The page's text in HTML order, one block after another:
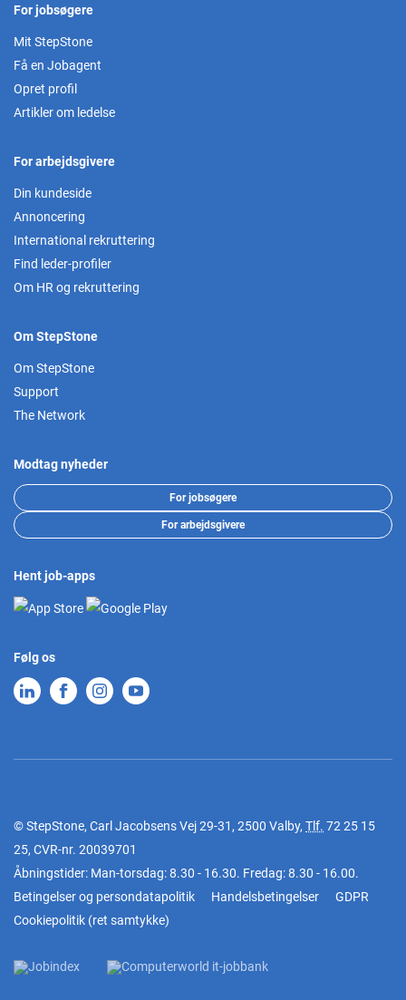
For jobsøgere
Mit StepStone
Få en Jobagent
Opret profil
Artikler om ledelse
For arbejdsgivere
Din kundeside
Annoncering
International rekruttering
Find leder-profiler
Om HR og rekruttering
Om StepStone
Om StepStone
Support
The Network
Modtag nyheder
For jobsøgere
For arbejdsgivere
Hent job-apps
Følg os
© StepStone, Carl Jacobsens Vej 29-31, 2500 Valby, Tlf. 72 25 15
25, CVR-nr. 20039701
Åbningstider: Man-torsdag: 8.30 - 16.30. Fredag: 8.30 - 16.00.
Betingelser og persondatapolitik
Handelsbetingelser
GDPR
Cookiepolitik (ret samtykke)